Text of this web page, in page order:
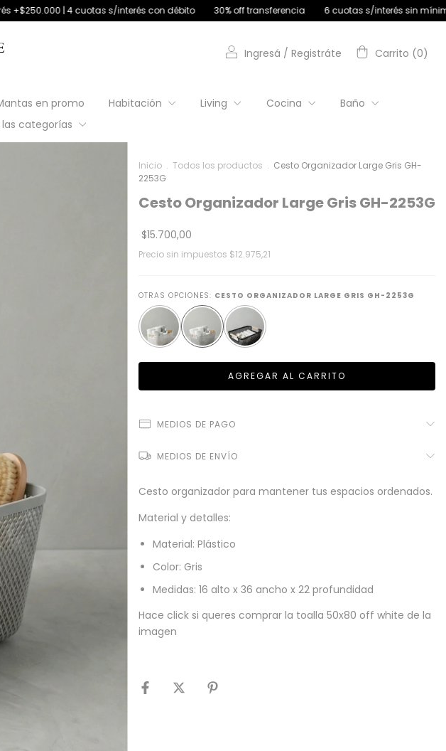
s/interés con débito 30% off transferencia 6 cuotas s/interés sin mínimo de compra | 9
Ingresá / Registráte Carrito (0)
en promo Habitación Living Cocina
Baño
las categorías
Inicio . Todos los productos . Cesto Organizador Large Gris GH-
2253G
Cesto Organizador Large Gris GH-2253G
$15.700,00
Precio sin impuestos $12.975,21
OTRAS OPCIONES: CESTO ORGANIZADOR LARGE GRIS GH-2253G
MEDIOS DE PAGO
MEDIOS DE ENVÍO
Cesto organizador para mantener tus espacios ordenados.
Material y detalles:
Material: Plástico
Color: Gris
Medidas: 16 alto x 36 ancho x 22 profundidad
Hace click si queres comprar la toalla 50x80 off white de la
imagen